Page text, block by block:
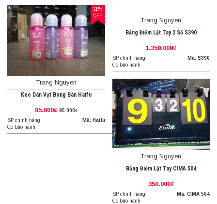
11%
OFF
Trang Nguyen
Keo Dán Vợt Bóng Bàn Haifu
85.000₫ 95.000₫
SP chính hãng
Có bảo hành
Mã: Haifu
Trang Nguyen
Bảng Điểm Lật Tay 2 Số S390
1.350.000₫
SP chính hãng
Có bảo hành
Mã: S390
Trang Nguyen
Bảng Điểm Lật Tay CIMA 504
350.000₫
SP chính hãng
Có bảo hành
Mã: CIMA 504